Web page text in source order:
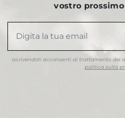
vostro
Iscrivendoti acconsenti al trattamento dei
politica sulla